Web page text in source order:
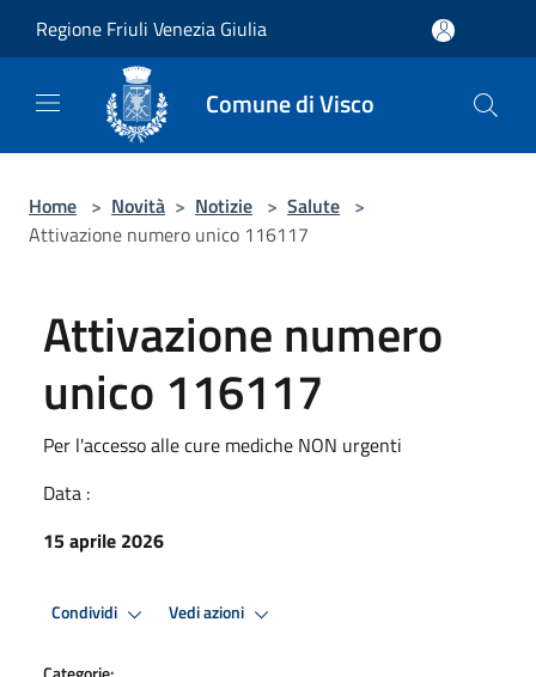
Regione Friuli Venezia Giulia
Comune di Visco
Home > Novità > Notizie > Salute >
Attivazione numero unico 116117
Attivazione numero
unico 116117
Per l'accesso alle cure mediche NON urgenti
Data :
15 aprile 2026
Condividi Vedi azioni